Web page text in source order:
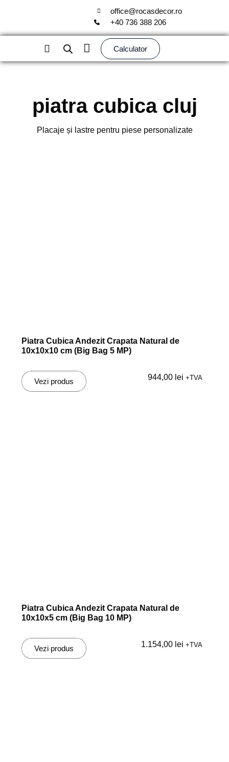
office@rocasdecor.ro
+40 736 388 206
Calculator
piatra cubica cluj
Placaje și lastre pentru piese personalizate
Piatra Cubica Andezit Crapata Natural de
10x10x10 cm (Big Bag 5 MP)
Vezi produs 944,00 lei +TVA
Piatra Cubica Andezit Crapata Natural de
10x10x5 cm (Big Bag 10 MP)
Vezi produs 1.154,00 lei +TVA